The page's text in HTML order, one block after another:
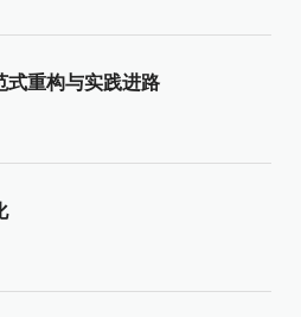
式重构与实践进路